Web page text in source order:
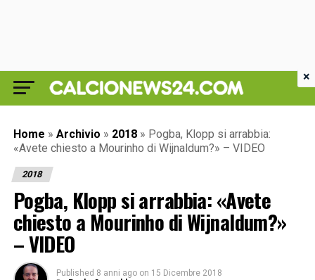
Home » Archivio » 2018 » Pogba, Klopp si arrabbia:
«Avete chiesto a Mourinho di Wijnaldum?» – VIDEO
2018
Pogba, Klopp si arrabbia: «Avete
chiesto a Mourinho di Wijnaldum?»
– VIDEO
Published 8 anni ago on 15 Dicembre 2018
×